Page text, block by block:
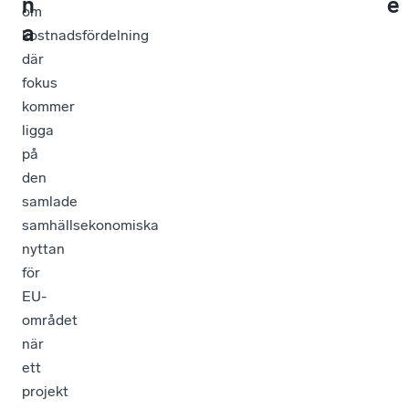
om
kostnadsfördelning
där
fokus
kommer
ligga
på
den
samlade
samhällsekonomiska
nyttan
för
EU-
området
när
ett
projekt
n
a
e